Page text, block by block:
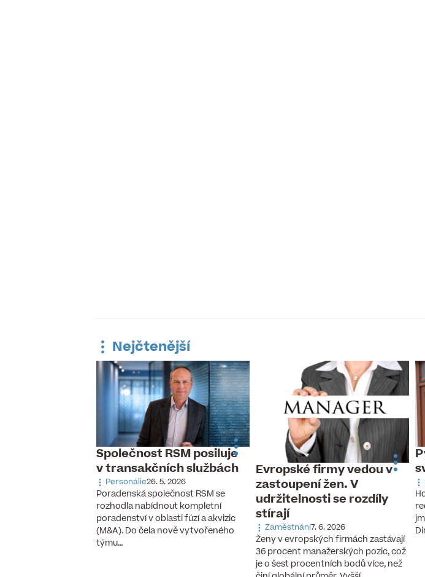
Nejčtenější
Společnost RSM posiluje
v transakčních službách
Personálie26. 5. 2026
Poradenská společnost RSM se
rozhodla nabídnout kompletní
poradenství v oblasti fúzí a akvizic
(M&A). Do čela nově vytvořeného
týmu…
Evropské firmy vedou v
zastoupení žen. V
udržitelnosti se rozdíly
stírají
Zaměstnání7. 6. 2026
Ženy v evropských firmách zastávají
36 procent manažerských pozic, což
je o šest procentních bodů více, než